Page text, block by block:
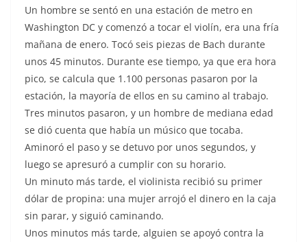
Un hombre se sentó en una estación de metro en
Washington DC y comenzó a tocar el violín, era una fría
mañana de enero. Tocó seis piezas de Bach durante
unos 45 minutos. Durante ese tiempo, ya que era hora
pico, se calcula que 1.100 personas pasaron por la
estación, la mayoría de ellos en su camino al trabajo.
Tres minutos pasaron, y un hombre de mediana edad
se dió cuenta que había un músico que tocaba.
Aminoró el paso y se detuvo por unos segundos, y
luego se apresuró a cumplir con su horario.
Un minuto más tarde, el violinista recibió su primer
dólar de propina: una mujer arrojó el dinero en la caja
sin parar, y siguió caminando.
Unos minutos más tarde, alguien se apoyó contra la